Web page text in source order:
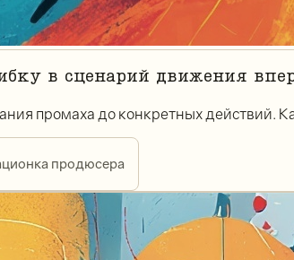
в сценарий движения
промаха до конкретных действий.
продюсера